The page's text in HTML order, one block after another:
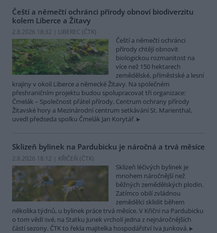
Čeští a němečtí ochránci přírody obnoví biodiverzitu
kolem Liberce a Žitavy
2.8.2026 18:32 | LIBEREC (ČTK)
Čeští a němečtí ochránci
přírody chtějí obnovit
biologickou rozmanitost na
více než 150 hektarech
zemědělské, příměstské a lesní
krajiny v okolí Liberce a německé Žitavy. Na společném
přeshraničním projektu budou spolupracovat tři organizace:
Čmelák – Společnost přátel přírody, Centrum ochrany přírody
Žitavské hory a Mezinárodní centrum setkávání St. Marienthal,
uvedl předseda spolku Čmelák Jan Korytář.
Sklizeň bylinek na Pardubicku je náročná a trvá měsíce
2.8.2026 18:12 | KŘIČEŇ (ČTK)
Sklizeň léčivých bylinek je
mnohem náročnější než
běžných zemědělských plodin.
Zatímco obilí zvládnou
zemědělci sklidit během
několika týdnů, u bylinek práce trvá měsíce. V Křični na Pardubicku
o tom vědí své, na Statku Junek vrcholí jedna z nejnáročnějších
částí sezony. ČTK to řekla majitelka hospodářství Iva Junková.